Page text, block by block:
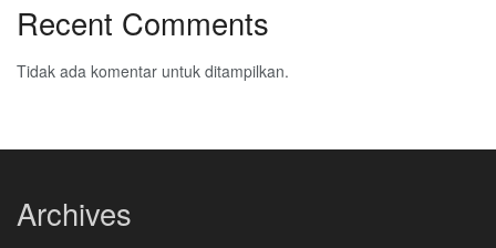
Recent Comments
Tidak ada komentar untuk ditampilkan.
Archives